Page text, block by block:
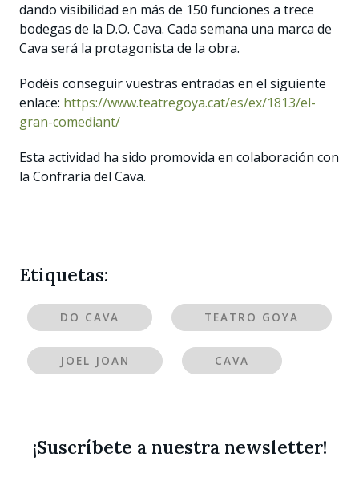
dando visibilidad en más de 150 funciones a trece
bodegas de la D.O. Cava. Cada semana una marca de
Cava será la protagonista de la obra.
Podéis conseguir vuestras entradas en el siguiente
enlace: https://www.teatregoya.cat/es/ex/1813/el-
gran-comediant/
Esta actividad ha sido promovida en colaboración con
la Confraría del Cava.
Etiquetas:
DO CAVA TEATRO GOYA
JOEL JOAN CAVA
¡Suscríbete a nuestra newsletter!